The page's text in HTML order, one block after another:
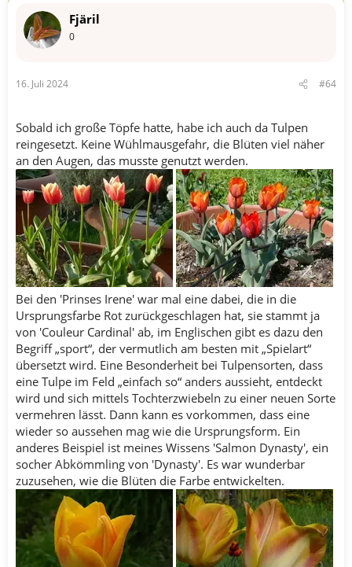
e
n
Fjäril
0
16. Juli 2024 #64
Sobald ich große Töpfe hatte, habe ich auch da Tulpen
reingesetzt. Keine Wühlmausgefahr, die Blüten viel näher
an den Augen, das musste genutzt werden.
Bei den 'Prinses Irene' war mal eine dabei, die in die
Ursprungsfarbe Rot zurückgeschlagen hat, sie stammt ja
von 'Couleur Cardinal' ab, im Englischen gibt es dazu den
Begriff „sport“, der vermutlich am besten mit „Spielart“
übersetzt wird. Eine Besonderheit bei Tulpensorten, dass
eine Tulpe im Feld „einfach so“ anders aussieht, entdeckt
wird und sich mittels Tochterzwiebeln zu einer neuen Sorte
vermehren lässt. Dann kann es vorkommen, dass eine
wieder so aussehen mag wie die Ursprungsform. Ein
anderes Beispiel ist meines Wissens 'Salmon Dynasty', ein
socher Abkömmling von 'Dynasty'. Es war wunderbar
zuzusehen, wie die Blüten die Farbe entwickelten.